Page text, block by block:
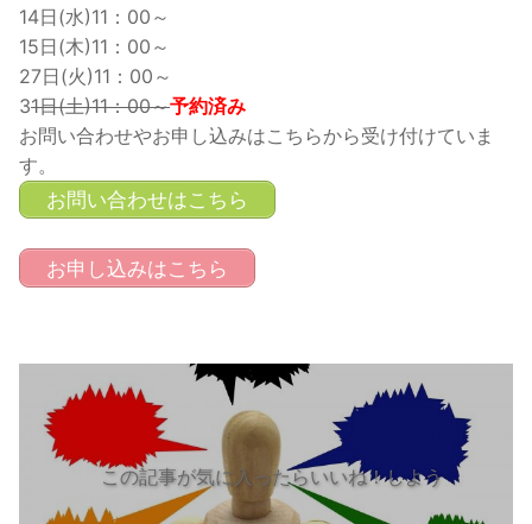
14日(水)11：00～
15日(木)11：00～
27日(火)11：00～
31日(土)11：00～予約済み
お問い合わせやお申し込みはこちらから受け付けていま
す。
お問い合わせはこちら
お申し込みはこちら
この記事が気に入ったらいいね！しよう